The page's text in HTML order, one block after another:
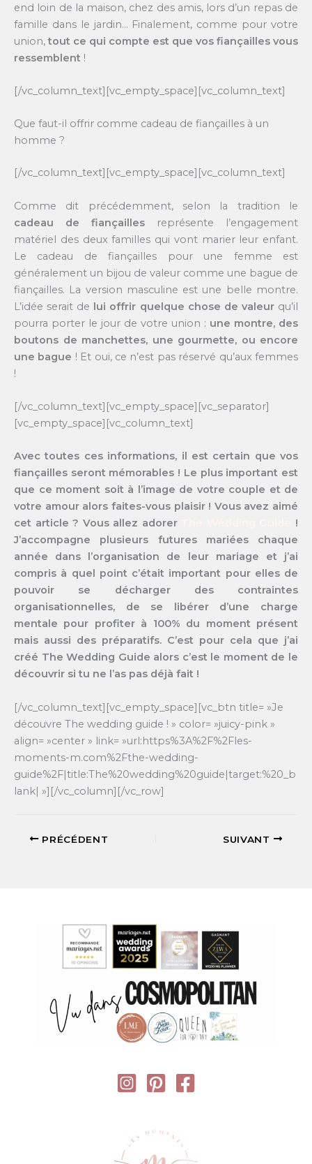
end loin de la maison, chez des amis, lors d’un repas de
famille dans le jardin… Finalement, comme pour votre
union,tout ce qui compte est que vos fiançailles vous
ressemblent !
[/vc_column_text][vc_empty_space][vc_column_text]
Que faut-il offrir comme cadeau de fiançailles à un
homme ?
[/vc_column_text][vc_empty_space][vc_column_text]
Comme dit précédemment, selon la tradition le
cadeau de fiançailles représente l’engagement
matériel des deux familles qui vont marier leur enfant.
Le cadeau de fiançailles pour une femme est
généralement un bijou de valeur comme une bague de
fiançailles. La version masculine est une belle montre.
L’idée serait de lui offrir quelque chose de valeurqu’il
pourra porter le jour de votre union : une montre, des
boutons de manchettes, une gourmette, ou encore
une bague ! Et oui, ce n’est pas réservé qu’aux femmes
!
[/vc_column_text][vc_empty_space][vc_separator]
[vc_empty_space][vc_column_text]
Avec toutes ces informations, il est certain que vos
fiançailles seront mémorables ! Le plus important est
que ce moment soit à l’image de votre couple et de
votre amour alors faites-vous plaisir ! Vous avez aimé
cet article ? Vous allez adorer
!
J’accompagne plusieurs futures mariées chaque
année dans l’organisation de leur mariage et j’ai
compris à quel point c’était important pour elles de
pouvoir se décharger des contraintes
organisationnelles, de se libérer d’une charge
mentale pour profiter à 100% du moment présent
mais aussi des préparatifs. C’est pour cela que j’ai
créé The Wedding Guide alors c’est le moment de le
découvrir si tu ne l’as pas déjà fait !
[/vc_column_text][vc_empty_space][vc_btn title= »Je
découvre The wedding guide ! » color= »juicy-pink »
align= »center » link= »url:https%3A%2F%2Fles-
moments-m.com%2Fthe-wedding-
guide%2F|title:The%20wedding%20guide|target:%20_b
lank| »][/vc_column][/vc_row]
PRÉCÉDENT SUIVANT